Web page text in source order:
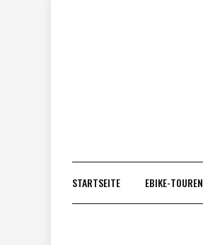
STARTSEITE EBIKE-TOUREN